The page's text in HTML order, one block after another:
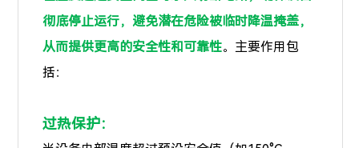
彻底停止运行，避免潜在危险被临时降温掩盖，
从而提供更高的安全性和可靠性。主要作用包
括：
过热保护：